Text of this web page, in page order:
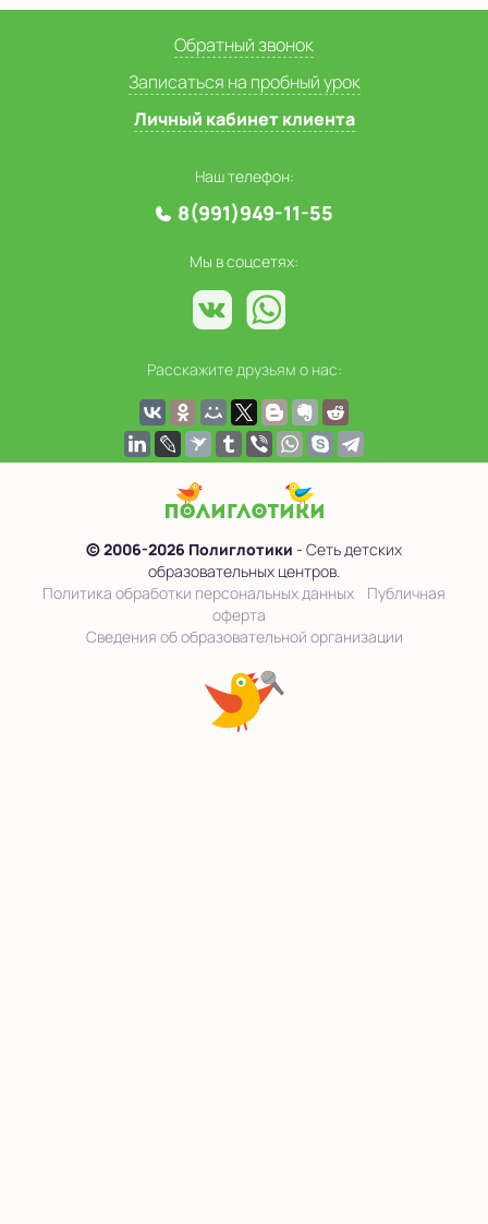
Обратный звонок
Записаться на пробный урок
Личный кабинет клиента
Наш телефон:
8(991)949-11-55
Мы в соцсетях:
Расскажите друзьям о нас:
© 2006-2026 Полиглотики - Сеть детских
образовательных центров.
Политика обработки персональных данных
Публичная
оферта
Сведения об образовательной организации